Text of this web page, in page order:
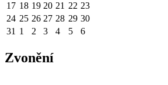
17 18 19 20 21 22 23
24 25 26 27 28 29 30
31 1 2 3 4 5 6
Zvonění